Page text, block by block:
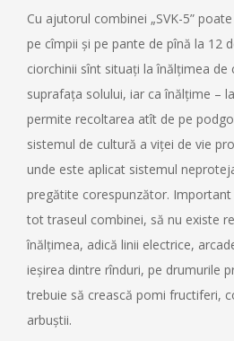
Cu ajutorul combinei „SVK-5”
pe cîmpii și pe pante de pînă la 12
ciorchinii sînt situați la înălțimea de
suprafața solului, iar ca înălțime –
permite recoltarea atît de pe
sistemul de cultură a viței de vie
unde este aplicat sistemul
pregătite corespunzător.
tot traseul combinei, să nu existe
înălțimea, adică linii electrice,
ieșirea dintre rînduri, pe drumurile
trebuie să crească pomi fructiferi,
arbuștii.